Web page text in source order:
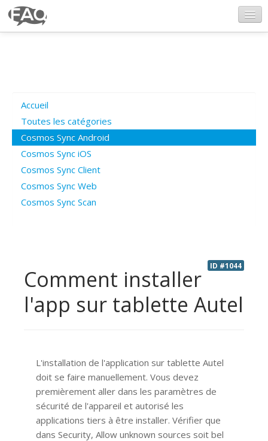
Poser une question
Questions ouvertes
Connexion
Accueil
Toutes les catégories
Cosmos Sync Android
Cosmos Sync iOS
Cosmos Sync Client
Cosmos Sync Web
Cosmos Sync Scan
ID #1044
Comment installer
l'app sur tablette Autel
L'installation de l'application sur tablette Autel
doit se faire manuellement. Vous devez
premièrement aller dans les paramètres de
sécurité de l'appareil et autorisé les
applications tiers à être installer. Vérifier que
dans Security, Allow unknown sources soit bel